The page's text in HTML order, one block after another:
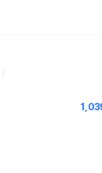
/